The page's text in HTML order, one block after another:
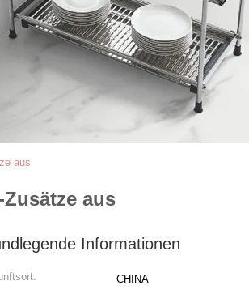
aus
aus
Informationen
CHINA